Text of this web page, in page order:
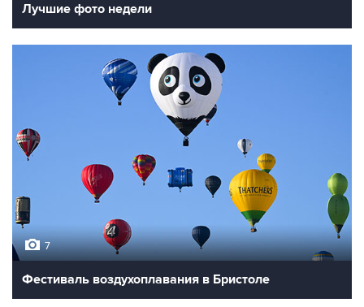
Лучшие фото недели
7
Фестиваль воздухоплавания в Бристоле